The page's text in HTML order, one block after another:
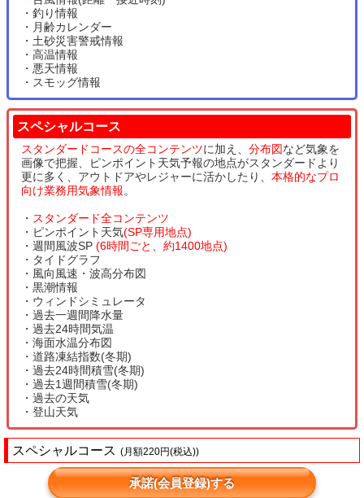
・釣り情報
・月齢カレンダー
・土砂災害警戒情報
・高温情報
・悪天情報
・スモッグ情報
スペシャルコース
スタンダードコースの全コンテンツに加え、 分布図など気象を
画像で把握、ピンポイント天気予報の地点がスタンダードより
更に多く、アウトドアやレジャーに活かしたり、 本格的なプロ
向け業務用気象情報。
・ スタンダード全コンテンツ
・ピンポイント天気(SP専用地点)
・週間風波SP (6時間ごと、約1400地点)
・タイドグラフ
・風向風速・波高分布図
・黒潮情報
・ウィンドシミュレータ
・過去一週間降水量
・過去24時間気温
・海面水温分布図
・道路凍結指数(冬期)
・過去24時間積雪(冬期)
・過去1週間積雪(冬期)
・過去の天気
・登山天気
スペシャルコース (月額220円(税込))
承諾(会員登録)する